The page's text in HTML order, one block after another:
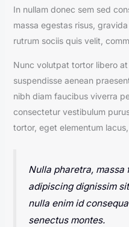
In nullam donec sem sed
massa egestas risus,
rutrum sociis quis velit,
Nunc volutpat tortor libero
suspendisse aenean
nibh diam faucibus viverra
consectetur vestibulum
tortor, eget elementum
Nulla pharetra,
adipiscing dignissim
nulla enim id
senectus montes.